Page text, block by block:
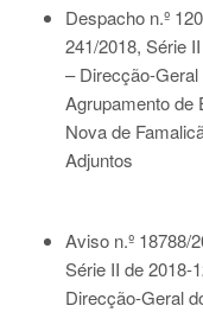
Despacho n.º
241/2018, Série
– Direcção-
Agrupamento de
Nova de
Adjuntos
Aviso n.º 18788/
Série II de 2018-
Direcção-Geral